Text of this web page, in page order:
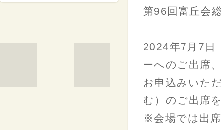
第96回富丘会
2024年7月7日
ーへのご出席
お申込みいた
む）のご出席
※会場では出